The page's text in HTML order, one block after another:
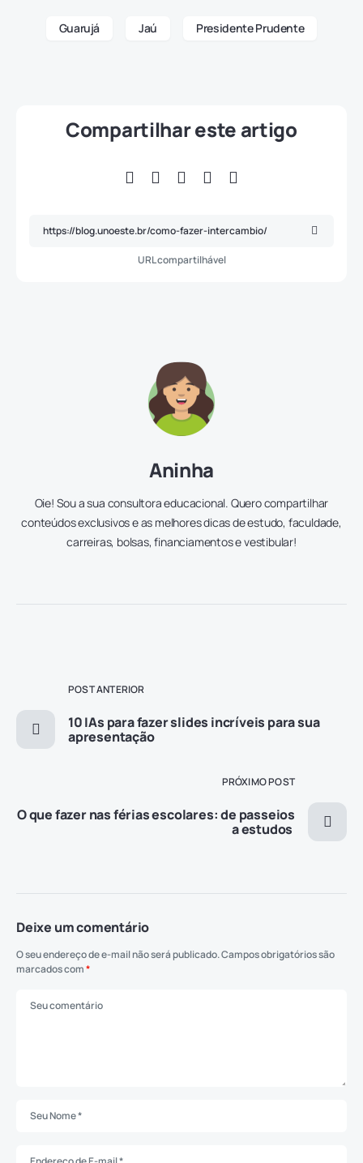
Guarujá Jaú Presidente Prudente
Compartilhar este artigo
URL compartilhável
Aninha
Oie! Sou a sua consultora educacional. Quero compartilhar
conteúdos exclusivos e as melhores dicas de estudo, faculdade,
carreiras, bolsas, financiamentos e vestibular!
POST ANTERIOR
10 IAs para fazer slides incríveis para sua
apresentação
PRÓXIMO POST
O que fazer nas férias escolares: de passeios
a estudos
Deixe um comentário
O seu endereço de e-mail não será publicado.Campos obrigatórios são
marcados com*